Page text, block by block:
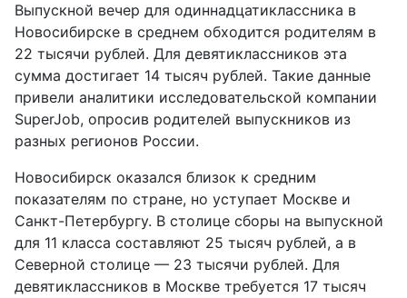
Выпускной вечер для одиннадцатиклассника в
Новосибирске в среднем обходится родителям в
22 тысячи рублей. Для девятиклассников эта
сумма достигает 14 тысяч рублей. Такие данные
привели аналитики исследовательской компании
SuperJob, опросив родителей выпускников из
разных регионов России.
Новосибирск оказался близок к средним
показателям по стране, но уступает Москве и
Санкт-Петербургу. В столице сборы на выпускной
для 11 класса составляют 25 тысяч рублей, а в
Северной столице — 23 тысячи рублей. Для
девятиклассников в Москве требуется 17 тысяч